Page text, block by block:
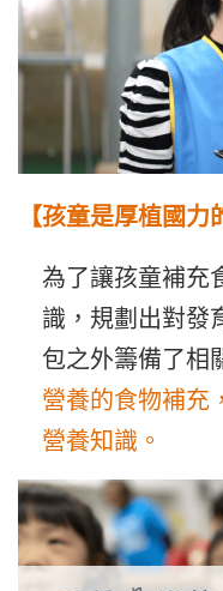
【孩童是厚植國力
為了讓孩童補充
識，規劃出對發
包之外籌備了相
營養的食物補充
營養知識。